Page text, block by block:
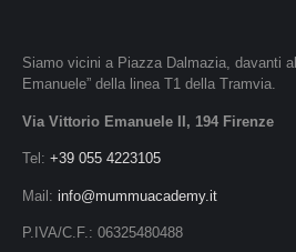
Siamo vicini a Piazza Dalmazia, davanti
Emanuele” della linea T1 della Tramvia.
Via Vittorio Emanuele II, 194 Firenze
Tel: +39 055 4223105
Mail: info@mummuacademy.it
P.IVA/C.F.: 06325480488